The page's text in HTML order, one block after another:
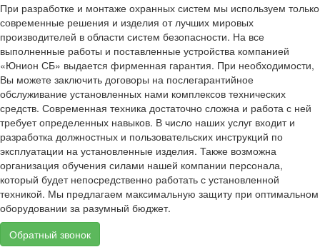
При разработке и монтаже охранных систем мы используем только
современные решения и изделия от лучших мировых
производителей в области систем безопасности. На все
выполненные работы и поставленные устройства компанией
«Юнион СБ» выдается фирменная гарантия. При необходимости,
Вы можете заключить договоры на послегарантийное
обслуживание установленных нами комплексов технических
средств. Современная техника достаточно сложна и работа с ней
требует определенных навыков. В число наших услуг входит и
разработка должностных и пользовательских инструкций по
эксплуатации на установленные изделия. Также возможна
организация обучения силами нашей компании персонала,
который будет непосредственно работать с установленной
техникой. Мы предлагаем максимальную защиту при оптимальном
оборудовании за разумный бюджет.
Обратный звонок